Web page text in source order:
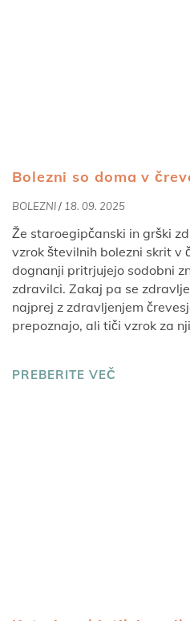
Bolezni so doma v
BOLEZNI/ 18. 09. 2025
Že staroegipčanski in grški
vzrok številnih bolezni skrit v
dognanji pritrjujejo sodobni
zdravilci. Zakaj pa se
najprej z zdravljenjem
prepoznajo, ali tiči vzrok za
PREBERITE VEČ